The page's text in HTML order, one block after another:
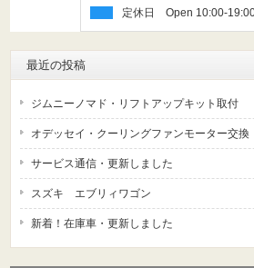
定休日
最近の投稿
ジムニーノマド・リフトアップキット取付
オデッセイ・クーリングファンモーター交換
サービス通信・更新しました
スズキ エブリィワゴン
新着！在庫車・更新しました